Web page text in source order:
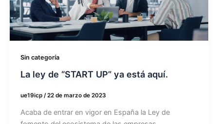
Sin categoría
La ley de “START UP” ya está aquí.
ue19icp /22 de marzo de 2023
Acaba de entrar en vigor en España la Ley de
UP”
ya
está
aquí.